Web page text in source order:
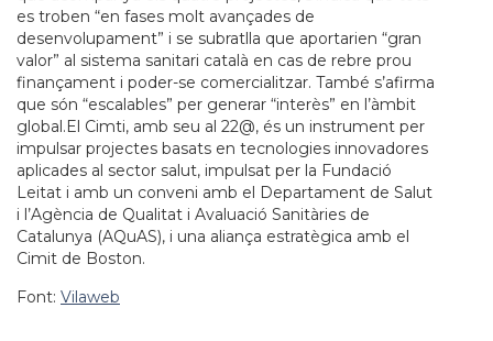
es troben “en fases molt avançades de
desenvolupament” i se subratlla que aportarien “gran
valor” al sistema sanitari català en cas de rebre prou
finançament i poder-se comercialitzar. També s’afirma
que són “escalables” per generar “interès” en l’àmbit
global.El Cimti, amb seu al 22@, és un instrument per
impulsar projectes basats en tecnologies innovadores
aplicades al sector salut, impulsat per la Fundació
Leitat i amb un conveni amb el Departament de Salut
i l’Agència de Qualitat i Avaluació Sanitàries de
Catalunya (AQuAS), i una aliança estratègica amb el
Cimit de Boston.
Font: Vilaweb